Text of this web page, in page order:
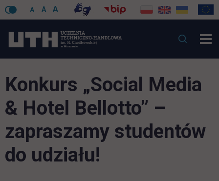
A A A
Konkurs „Social Media
& Hotel Bellotto” –
zapraszamy studentów
do udziału!